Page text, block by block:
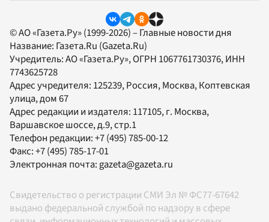
© АО «Газета.Ру» (1999-2026) – Главные новости дня
Название: Газета.Ru (Gazeta.Ru)
Учредитель:АО «Газета.Ру», ОГРН 1067761730376, ИНН
7743625728
Адрес учредителя: 125239, Россия, Москва, Коптевская
улица, дом 67
Адрес редакции и издателя: 117105, г. Москва,
Варшавское шоссе, д.9, стр.1
Телефон редакции:+7 (495) 785-00-12
Факс:+7 (495) 785-17-01
Электронная почта:gazeta@gazeta.ru
Свидетельство о регистрации СМИ Эл № ФС77-67642
выдано федеральной службой по надзору в сфере